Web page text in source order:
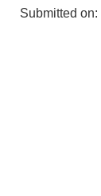
Submitted on: